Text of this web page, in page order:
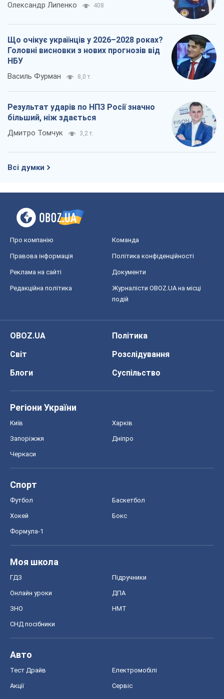
Олександр Липенко 408
Що очікує українців у 2026–2028 роках?
Головні висновки з нових прогнозів від
НБУ
Василь Фурман 8,0 т.
Результат ударів по НПЗ Росії значно
більший, ніж здається
Дмитро Томчук 3,2 т.
Всі думки
Про компанію Команда
Правова інформація Політика конфіденційності
Реклама на сайті Документи
Редакційна політика
Журналісти OBOZ.UA на місці
подій
OBOZ.UA
Політика
Світ
Розслідування
Блоги
Суспільство
Регіони України
Київ Харків
Запоріжжя Дніпро
Черкаси
Спорт
Футбол Баскетбол
Хокей Бокс
Формула-1
Моя школа
ГДЗ Підручники
Онлайн уроки ДПА
ЗНО НМТ
СНД посібники
Авто
Тест Драйв Електромобілі
Акції Сервіс